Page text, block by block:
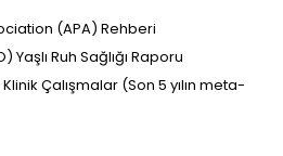
(APA) Rehberi
Yaşlı Ruh Sağlığı Raporu
Çalışmalar (Son 5 yılın meta-